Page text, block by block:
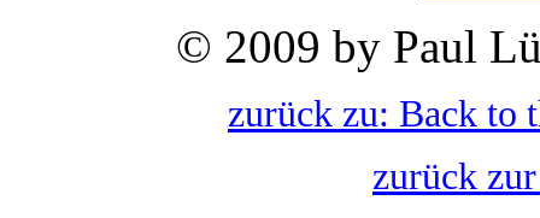
© 2009 by Paul
zurück zu: Back to
zurück